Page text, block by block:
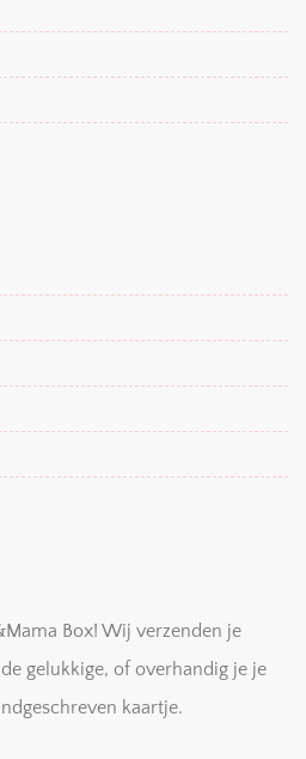
Box! Wij verzenden je
gelukkige, of overhandig je je
kaartje.